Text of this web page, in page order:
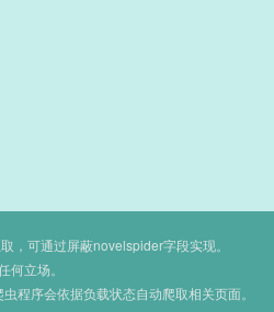
，可通过屏蔽novelspider字段实现。
立场。
程序会依据负载状态自动爬取相关页面。